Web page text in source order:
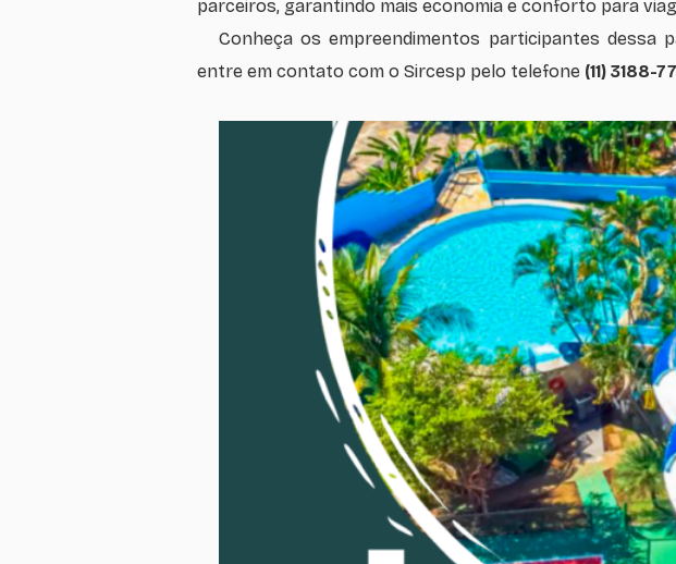
parceiros, garantindo mais economia e conforto para
Conheça os empreendimentos participantes dessa
entre em contato com o Sircesp pelo telefone (11) 3188-